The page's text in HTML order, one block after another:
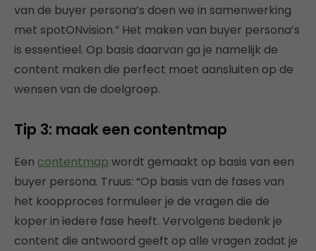
van de buyer persona’s doen we in samenwerking
met spotONvision.” Het maken van buyer persona’s
is essentieel. Op basis daarvan ga je namelijk de
content maken die perfect moet aansluiten op de
wensen van de doelgroep.
Tip 3: maak een contentmap
Een contentmap wordt gemaakt op basis van een
buyer persona. Truus: “Op basis van de fases van
het koopproces formuleer je de vragen die de
koper in iedere fase heeft. Vervolgens bedenk je
content die antwoord geeft op alle vragen zodat je